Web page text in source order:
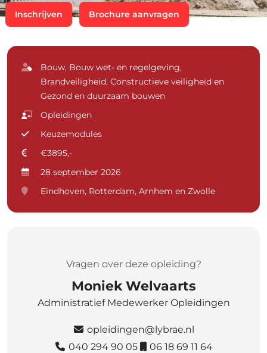
Inschrijven Brochure aanvragen
Bouw, Bouw wet- en regelgeving,
Brandveiligheid, Constructieve veiligheid en
Gezond en duurzaam bouwen
Opleidingen
Keuzemodules
€3895,-
28 september 2026
Eindhoven, Rotterdam, Arnhem en Zwolle
Vragen over deze opleiding?
Moniek Welvaarts
Administratief Medewerker Opleidingen
opleidingen@lybrae.nl
040 294 90 05
06 18 69 11 64